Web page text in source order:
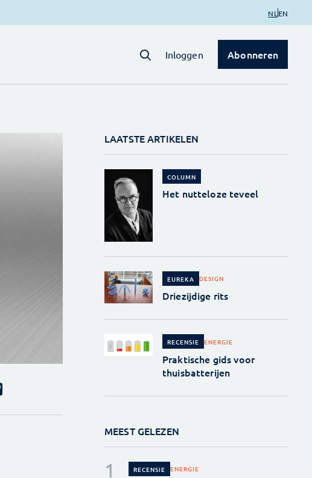
NL EN
Inloggen Abonneren
LAATSTE ARTIKELEN
COLUMN
Het nutteloze teveel
EUREKA DESIGN
Driezijdige rits
RECENSIE ENERGIE
Praktische gids voor
thuisbatterijen
MEEST GELEZEN
RECENSIE ENERGIE